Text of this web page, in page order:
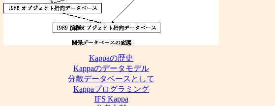
Kappaの歴史
Kappaのデータモデル
分散データベースとして
Kappaプログラミング
IFS Kappa